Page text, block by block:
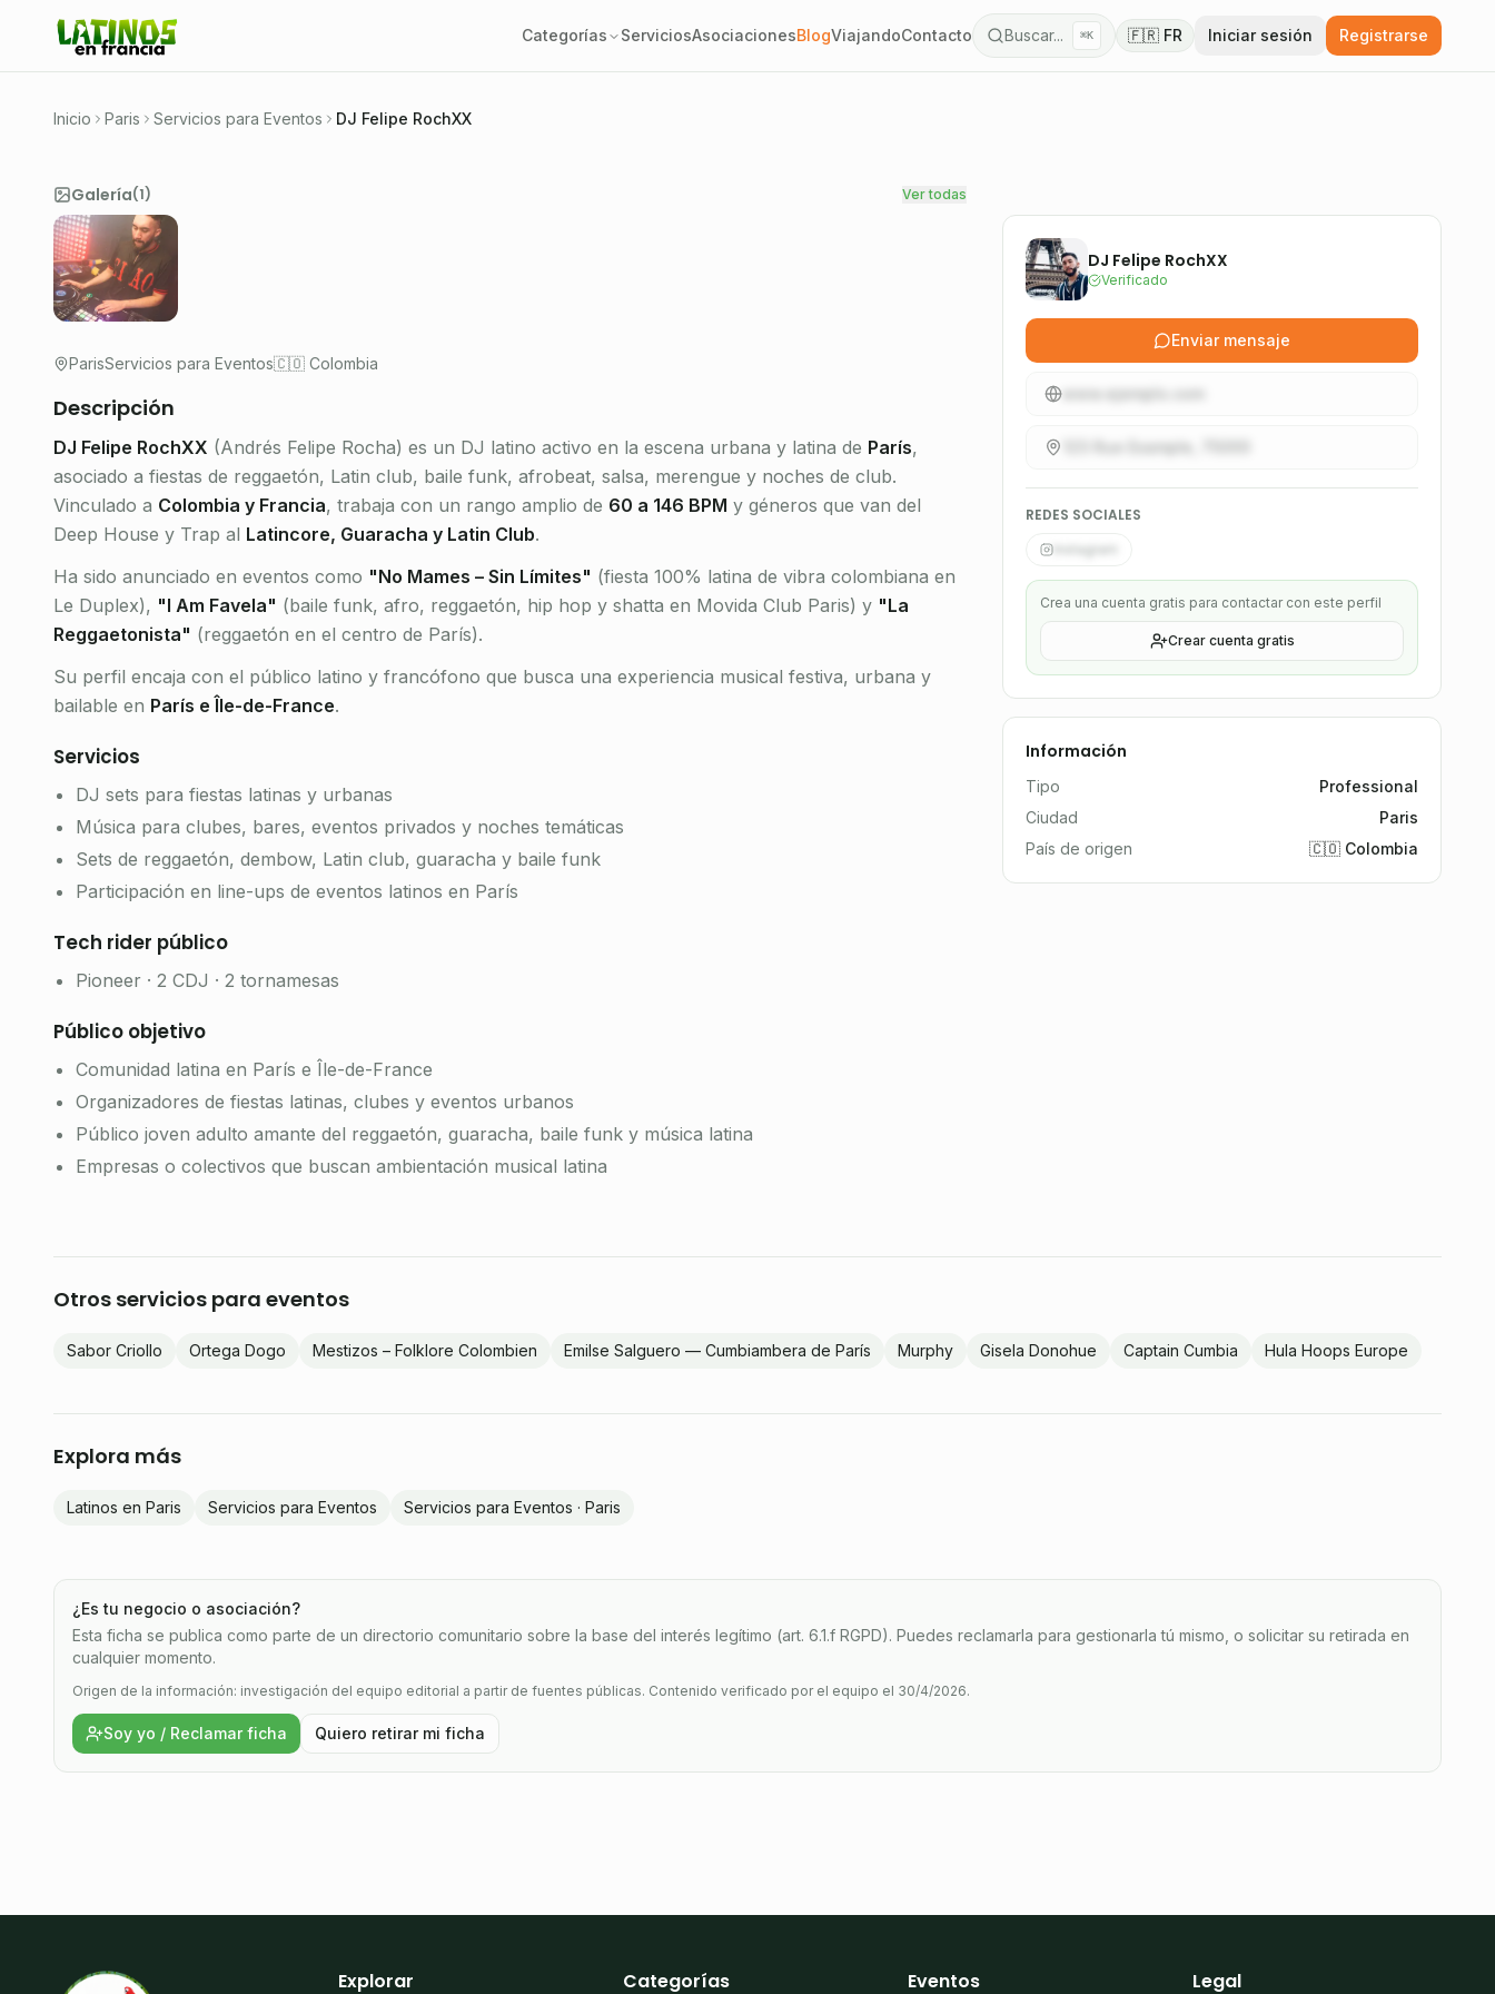
Categorías ServiciosAsociacionesBlogViajandoContacto Buscar... ⌘K 🇫🇷 FR Iniciar sesión Registrarse
Inicio Paris Servicios para Eventos DJ Felipe RochXX
Verificado
club y sonidos colombianos para clubes y eventos.
Galería(1) Ver todas
ParisServicios para Eventos🇨🇴 Colombia
Descripción
DJ Felipe RochXX (Andrés Felipe Rocha) es un DJ latino activo en la escena urbana y latina de París,
asociado a fiestas de reggaetón, Latin club, baile funk, afrobeat, salsa, merengue y noches de club.
Vinculado a Colombia y Francia, trabaja con un rango amplio de 60 a 146 BPM y géneros que van del
Deep House y Trap al Latincore, Guaracha y Latin Club.
Ha sido anunciado en eventos como "No Mames – Sin Límites" (fiesta 100% latina de vibra colombiana en
Le Duplex), "I Am Favela" (baile funk, afro, reggaetón, hip hop y shatta en Movida Club Paris) y "La
Reggaetonista" (reggaetón en el centro de París).
Su perfil encaja con el público latino y francófono que busca una experiencia musical festiva, urbana y
bailable en París e Île-de-France.
Servicios
DJ sets para fiestas latinas y urbanas
Música para clubes, bares, eventos privados y noches temáticas
Sets de reggaetón, dembow, Latin club, guaracha y baile funk
Participación en line-ups de eventos latinos en París
Tech rider público
Pioneer · 2 CDJ · 2 tornamesas
Público objetivo
Comunidad latina en París e Île-de-France
Organizadores de fiestas latinas, clubes y eventos urbanos
Público joven adulto amante del reggaetón, guaracha, baile funk y música latina
Empresas o colectivos que buscan ambientación musical latina
DJ Felipe RochXX
Verificado
Enviar mensaje
www.ejemplo.com
123 Rue Example, 75000
REDES SOCIALES
Crea una cuenta gratis para contactar con este perfil
Crear cuenta gratis
Información
Tipo
Professional
Ciudad
Paris
País de origen
🇨🇴 Colombia
Otros servicios para eventos
Sabor Criollo Ortega Dogo Mestizos – Folklore Colombien Emilse Salguero — Cumbiambera de París Murphy Gisela Donohue Captain Cumbia Hula Hoops Europe
Explora más
Latinos en Paris Servicios para Eventos Servicios para Eventos · Paris
¿Es tu negocio o asociación?
Esta ficha se publica como parte de un directorio comunitario sobre la base del interés legítimo (art. 6.1.f RGPD). Puedes reclamarla para gestionarla tú mismo, o solicitar su retirada en
cualquier momento.
Origen de la información: investigación del equipo editorial a partir de fuentes públicas. Contenido verificado por el equipo el 30/4/2026.
Soy yo / Reclamar ficha Quiero retirar mi ficha
Explorar Categorías Eventos Legal